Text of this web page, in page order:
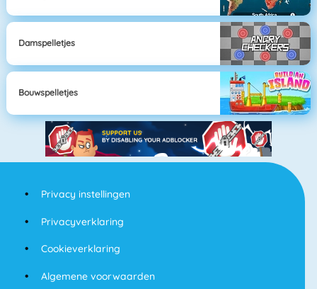
Damspelletjes
Bouwspelletjes
Privacy instellingen
Privacyverklaring
Cookieverklaring
Algemene voorwaarden